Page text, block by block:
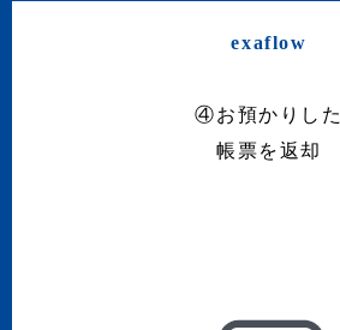
exaflow
④お預かりした
帳票を返却